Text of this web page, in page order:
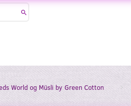
World og Müsli by Green Cotton